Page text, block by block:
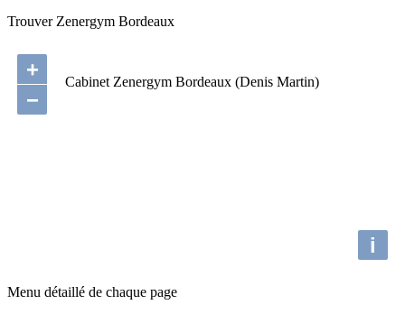
Trouver Zenergym Bordeaux
Cabinet Zenergym Bordeaux (Denis Martin)
+
−
i
Menu détaillé de chaque page